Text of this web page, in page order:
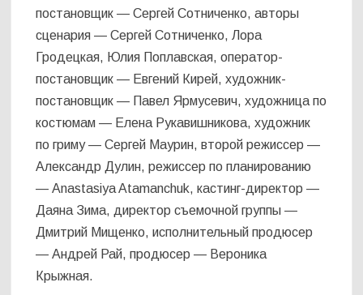
постановщик — Сергей Сотниченко, авторы
сценария — Сергей Сотниченко, Лора
Гродецкая, Юлия Поплавская, оператор-
постановщик — Евгений Кирей, художник-
постановщик — Павел Ярмусевич, художница по
костюмам — Елена Рукавишникова, художник
по гриму — Сергей Маурин, второй режиссер —
Александр Дулин, режиссер по планированию
— Anastasiya Atamanchuk, кастинг-директор —
Даяна Зима, директор съемочной группы —
Дмитрий Мищенко, исполнительный продюсер
— Андрей Рай, продюсер — Вероника
Крыжная.